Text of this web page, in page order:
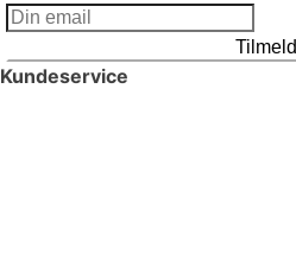
Tilmeld
Kundeservice